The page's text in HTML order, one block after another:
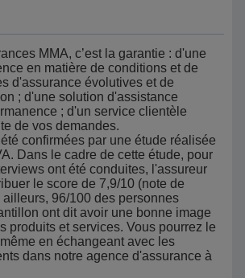
MMA, c’est la garantie : d'une
en matière de conditions et de
d'assurance évolutives et de
; d'une solution d'assistance
; d'un service clientèle
de vos demandes.
confirmées par une étude réalisée
Dans le cadre de cette étude, pour
ont été conduites, l'assureur
le score de 7,9/10 (note de
96/100 des personnes
ont dit avoir une bonne image
produits et services. Vous pourrez le
en échangeant avec les
dans notre agence d'assurance à